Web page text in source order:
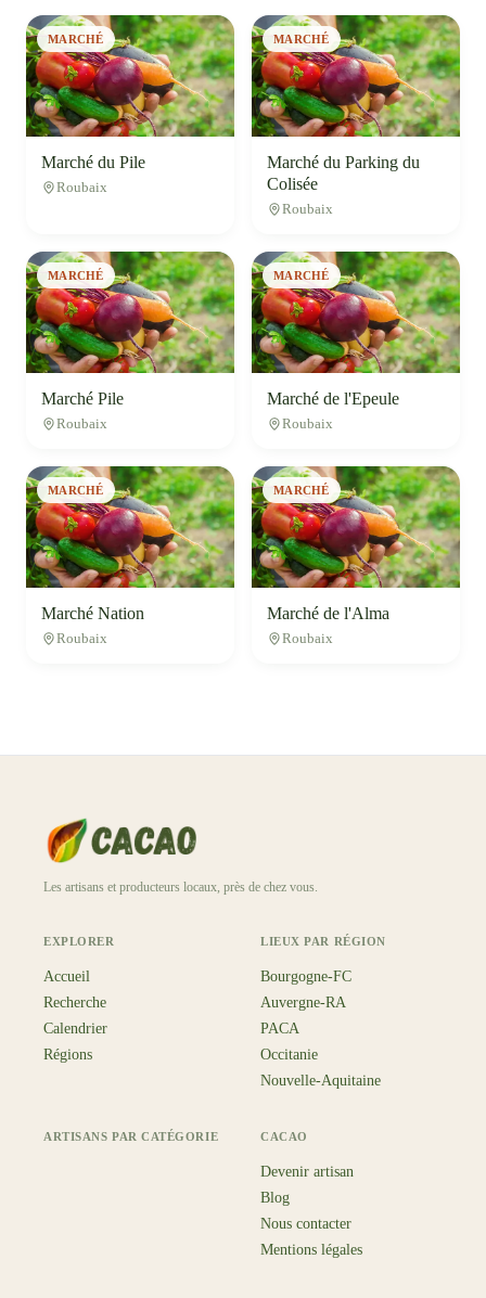
MARCHÉ
Marché du Pile
Roubaix
MARCHÉ
Marché du Parking du
Colisée
Roubaix
MARCHÉ
Marché Pile
Roubaix
MARCHÉ
Marché de l'Epeule
Roubaix
MARCHÉ
Marché Nation
Roubaix
MARCHÉ
Marché de l'Alma
Roubaix
Les artisans et producteurs locaux, près de chez vous.
EXPLORER
Accueil
Recherche
Calendrier
Régions
LIEUX PAR RÉGION
Bourgogne-FC
Auvergne-RA
PACA
Occitanie
Nouvelle-Aquitaine
ARTISANS PAR CATÉGORIE CACAO
Devenir artisan
Blog
Nous contacter
Mentions légales